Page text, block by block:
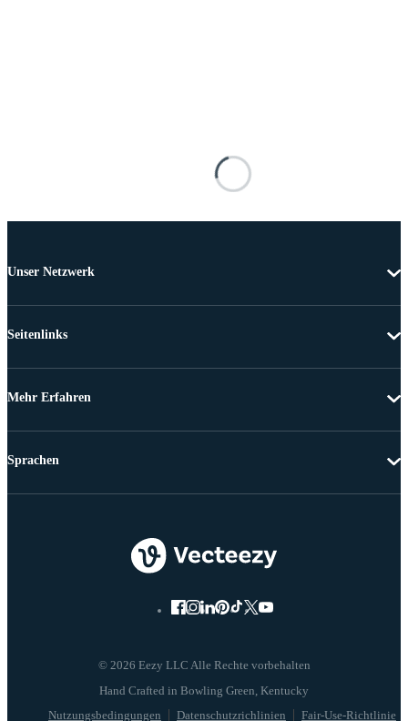
Unser Netzwerk
Seitenlinks
Mehr Erfahren
© 2026 Eezy LLC Alle Rechte vorbehalten
Nutzungsbedingungen Datenschutzrichlinien Fair-Use-Richtlinie
Sprachen